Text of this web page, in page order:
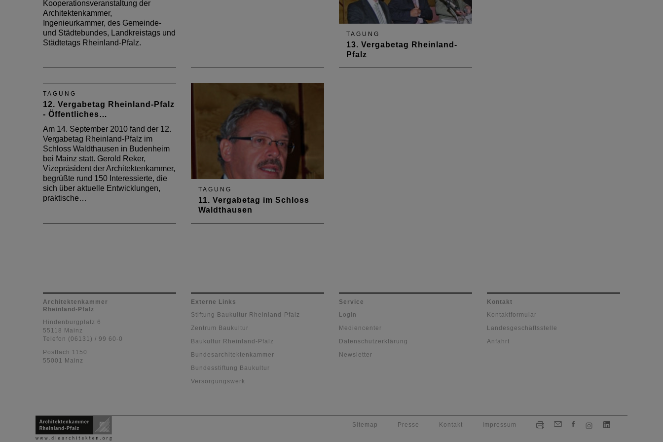
Kooperationsveranstaltung der
Architektenkammer,
Ingenieurkammer, des Gemeinde-
und Städtebundes, Landkreistags und
Städtetags Rheinland-Pfalz.
TAGUNG
13. Vergabetag Rheinland-
Pfalz
TAGUNG
12. Vergabetag Rheinland-Pfalz
- Öffentliches…
Am 14. September 2010 fand der 12.
Vergabetag Rheinland-Pfalz im
Schloss Waldthausen in Budenheim
bei Mainz statt. Gerold Reker,
Vizepräsident der Architektenkammer,
begrüßte rund 150 Interessierte, die
sich über aktuelle Entwicklungen,
praktische…
TAGUNG
11. Vergabetag im Schloss
Waldthausen
Architektenkammer
Rheinland-Pfalz
Hindenburgplatz 6
55118 Mainz
Telefon (06131) / 99 60-0
Postfach 1150
55001 Mainz
Externe Links
Stiftung Baukultur Rheinland-Pfalz
Zentrum Baukultur
Baukultur Rheinland-Pfalz
Bundesarchitektenkammer
Bundesstiftung Baukultur
Versorgungswerk
Service
Login
Mediencenter
Datenschutzerklärung
Newsletter
Kontakt
Kontaktformular
Landesgeschäftsstelle
Anfahrt
Sitemap Presse Kontakt Impressum